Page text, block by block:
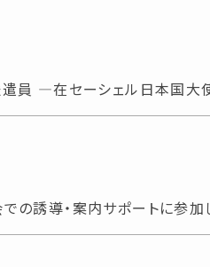
遣員 ―在セーシェル日本国大
の誘導・案内サポートに参加